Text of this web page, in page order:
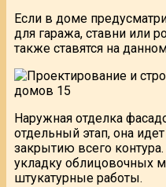
Если в доме
для гаража, ставни или
также ставятся на
Наружная отделка
отдельный этап, она
закрытию всего
укладку облицовочных
штукатурные работы.